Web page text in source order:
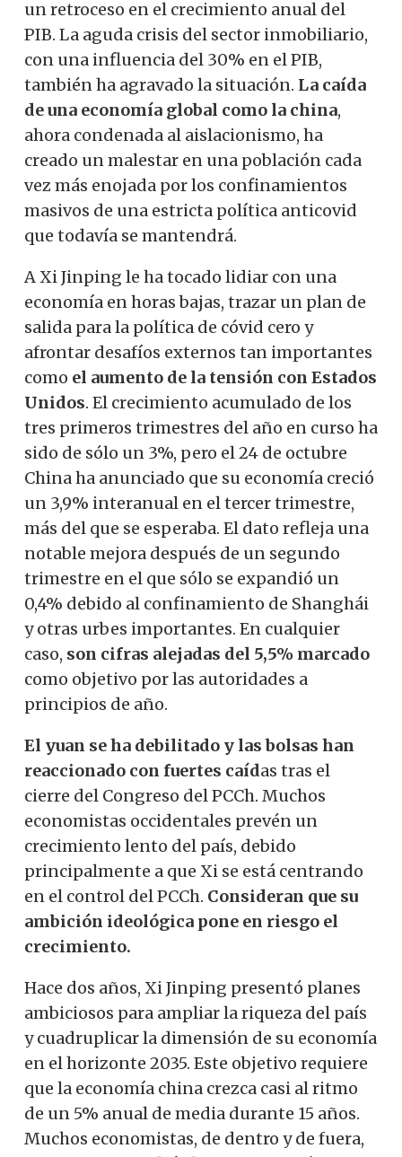
un retroceso en el crecimiento anual del
PIB. La aguda crisis del sector inmobiliario,
con una influencia del 30% en el PIB,
también ha agravado la situación. La caída
de una economía global como la china,
ahora condenada al aislacionismo, ha
creado un malestar en una población cada
vez más enojada por los confinamientos
masivos de una estricta política anticovid
que todavía se mantendrá.
A Xi Jinping le ha tocado lidiar con una
economía en horas bajas, trazar un plan de
salida para la política de cóvid cero y
afrontar desafíos externos tan importantes
como el aumento de la tensión con Estados
Unidos. El crecimiento acumulado de los
tres primeros trimestres del año en curso ha
sido de sólo un 3%, pero el 24 de octubre
China ha anunciado que su economía creció
un 3,9% interanual en el tercer trimestre,
más del que se esperaba. El dato refleja una
notable mejora después de un segundo
trimestre en el que sólo se expandió un
0,4% debido al confinamiento de Shanghái
y otras urbes importantes. En cualquier
caso, son cifras alejadas del 5,5% marcado
como objetivo por las autoridades a
principios de año.
El yuan se ha debilitado y las bolsas han
reaccionado con fuertes caídas tras el
cierre del Congreso del PCCh. Muchos
economistas occidentales prevén un
crecimiento lento del país, debido
principalmente a que Xi se está centrando
en el control del PCCh. Consideran que su
ambición ideológica pone en riesgo el
crecimiento.
Hace dos años, Xi Jinping presentó planes
ambiciosos para ampliar la riqueza del país
y cuadruplicar la dimensión de su economía
en el horizonte 2035. Este objetivo requiere
que la economía china crezca casi al ritmo
de un 5% anual de media durante 15 años.
Muchos economistas, de dentro y de fuera,